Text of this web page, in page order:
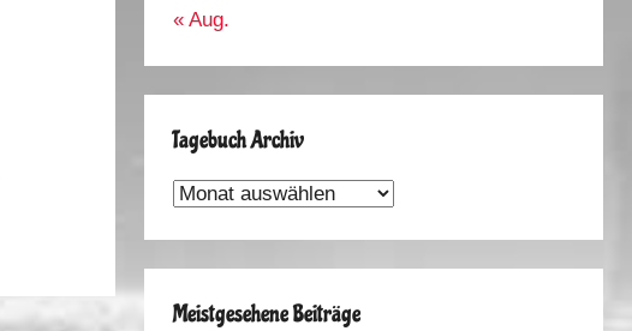
« Aug.
Tagebuch Archiv
Tagebuch
Meistgesehene Beiträge